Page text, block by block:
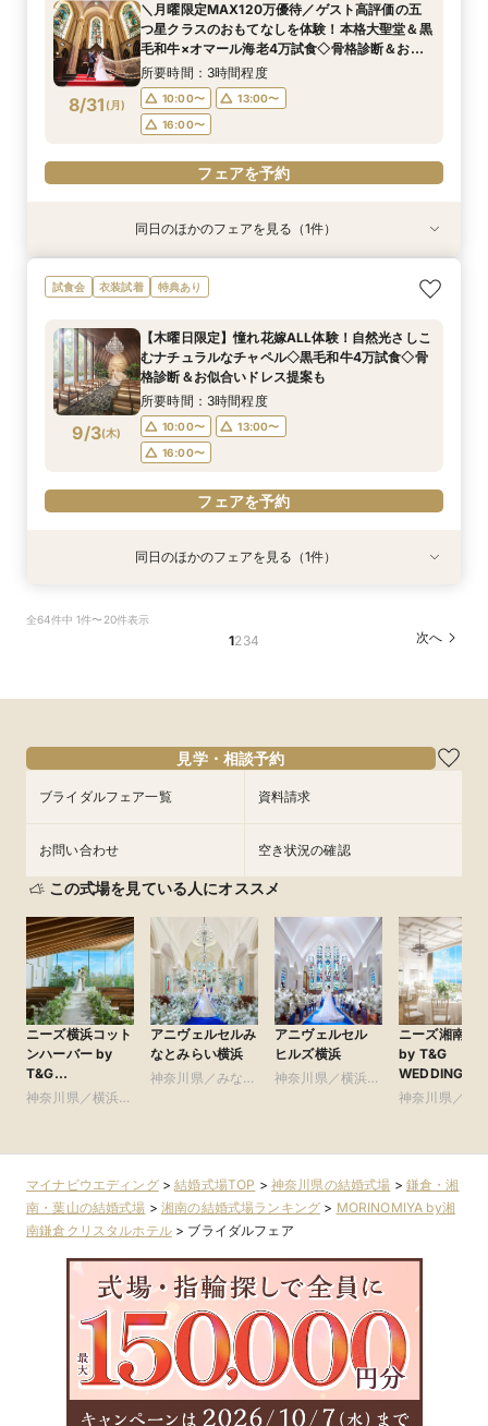
8/30(日)
所要時間：3時間程度
9:00〜 14:30〜
フェアを予約
8/30(日)
所要時間：3時間程度
9:00〜 14:30〜
フェアを予約
8/30(日)
所要時間：3時間程度
9:00〜 14:30〜
フェアを予約
8/30(日)
所要時間：3時間程度
9:05〜 14:30〜
フェアを予約
8/31 (月)
＼月曜限定MAX120万優待／ゲスト高評価の五
つ星クラスのおもてなしを体験！本格大聖堂＆黒
毛和牛×オマール海老4万試食◇骨格診断＆お似
合いドレス提案付
所要時間：3時間程度
10:00〜
13:00〜
16:00〜
フェアを予約
衣装試着 特典あり
8/31(月)
【初見学におすすめ】相談会×上質ホテルウェ
ディング体験＊選べる3つの会場見学&黒毛和牛4
所要時間：3時間程度
10:00〜
13:00〜
16:00〜
フェアを予約
同日のほかのフェアを見る（1件）
試食会 衣装試着 特典あり
9/3(木)
【木曜日限定】憧れ花嫁ALL体験！自然光さしこ
むナチュラルなチャペル◇黒毛和牛4万試食◇骨
格診断＆お似合いドレス提案も
所要時間：3時間程度
10:00〜
13:00〜
16:00〜
フェアを予約
衣装試着 特典あり
9/3
ディング体験＊選べる3つの会場見学&黒毛和牛4
万美食体験付！
10:00〜
13:00〜
フェアを予約
同日のほかのフェアを見る（1件）
全64件中 1件〜20件表示
1234 次へ
見学・相談予約
ブライダルフェア一覧 資料請求
お問い合わせ 空き状況の確認
この式場を見ている人にオススメ
ニーズ横浜コット
ンハーバー by
T&G
WEDDING(旧
神奈川県／横浜・
アニヴェルセルみ
なとみらい横浜
神奈川県／みなと
アニヴェルセル
ヒルズ横浜
神奈川県／横浜・
ニーズ湘南茅
by T&G
WEDDING(旧
茅ヶ崎迎賓館
神奈川県／鎌
マイナビウエディング>結婚式場TOP > 神奈川県の結婚式場 > 鎌倉・湘
南・葉山の結婚式場 >湘南の結婚式場ランキング > MORINOMIYA by湘
南鎌倉クリスタルホテル> ブライダルフェア